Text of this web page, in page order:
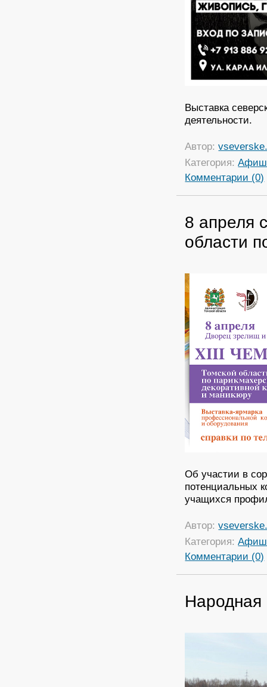
Выставка
деятельности.
Автор:
Категория:
Комментарии (0)
8 апреля
области
Об участии в
потенциальных
учащихся
Автор:
Категория:
Комментарии (0)